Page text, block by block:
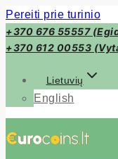
Pereiti prie turinio
+370 676 55557
+370 612 00553
Lietuvių
English